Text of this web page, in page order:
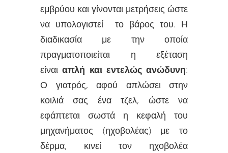
εμβρύου και γίνονται μετρήσεις ώστε
να υπολογιστεί το βάρος του. Η
διαδικασία με την οποία
πραγματοποιείται η εξέταση
είναιαπλή και εντελώς ανώδυνη:
Ο γιατρός, αφού απλώσει στην
κοιλιά σας ένα τζελ, ώστε να
εφάπτεται σωστά η κεφαλή του
μηχανήματος (ηχοβολέας) με το
δέρμα, κινεί τον ηχοβολέα